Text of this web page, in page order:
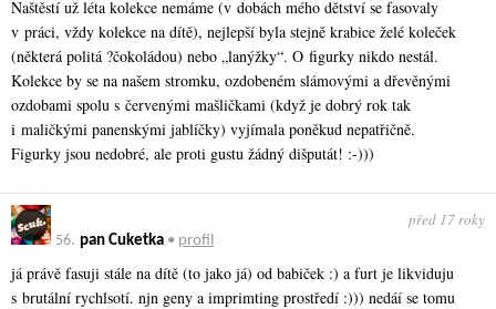
Naštěstí už léta kolekce nemáme (v dobách mého dětství se fasovaly
v práci, vždy kolekce na dítě), nejlepší byla stejně krabice želé koleček
(některá politá ?čokoládou) nebo „lanýžky“. O figurky nikdo nestál.
Kolekce by se na našem stromku, ozdobeném slámovými a dřevěnými
ozdobami spolu s červenými mašličkami (když je dobrý rok tak
i maličkými panenskými jablíčky) vyjímala poněkud nepatřičně.
Figurky jsou nedobré, ale proti gustu žádný dišputát! :-)))
56. pan Cuketka • profil
před 17 roky
já právě fasuji stále na dítě (to jako já) od babiček :) a furt je likviduju
s brutální rychlsotí. njn geny a imprimting prostředí :))) nedáí se tomu